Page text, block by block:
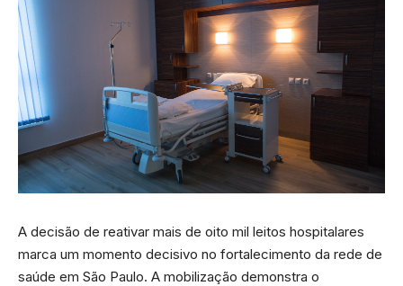
A decisão de reativar mais de oito mil leitos hospitalares
marca um momento decisivo no fortalecimento da rede de
saúde em São Paulo. A mobilização demonstra o